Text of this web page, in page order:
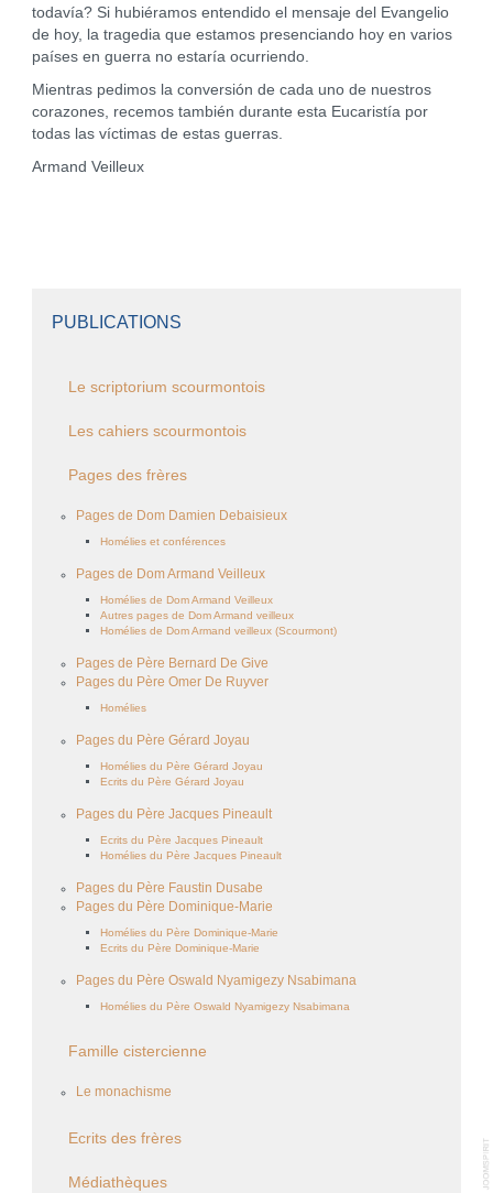
todavía? Si hubiéramos entendido el mensaje del Evangelio
de hoy, la tragedia que estamos presenciando hoy en varios
países en guerra no estaría ocurriendo.
Mientras pedimos la conversión de cada uno de nuestros
corazones, recemos también durante esta Eucaristía por
todas las víctimas de estas guerras.
Armand Veilleux
PUBLICATIONS
Le scriptorium scourmontois
Les cahiers scourmontois
Pages des frères
Pages de Dom Damien Debaisieux
Homélies et conférences
Pages de Dom Armand Veilleux
Homélies de Dom Armand Veilleux
Autres pages de Dom Armand veilleux
Homélies de Dom Armand veilleux (Scourmont)
Pages de Père Bernard De Give
Pages du Père Omer De Ruyver
Homélies
Pages du Père Gérard Joyau
Homélies du Père Gérard Joyau
Ecrits du Père Gérard Joyau
Pages du Père Jacques Pineault
Ecrits du Père Jacques Pineault
Homélies du Père Jacques Pineault
Pages du Père Faustin Dusabe
Pages du Père Dominique-Marie
Homélies du Père Dominique-Marie
Ecrits du Père Dominique-Marie
Pages du Père Oswald Nyamigezy Nsabimana
Homélies du Père Oswald Nyamigezy Nsabimana
Famille cistercienne
Le monachisme
Ecrits des frères
Médiathèques